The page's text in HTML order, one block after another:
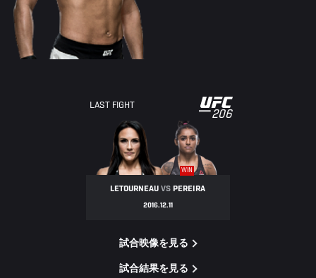
LAST FIGHT
UFC
206206
WIN
LETOURNEAUVS PEREIRA
2016.12.11
試合映像を見る
試合結果を見る